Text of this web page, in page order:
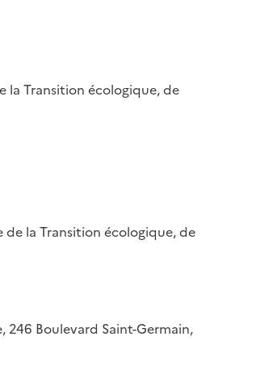
la Transition écologique, de
la Transition écologique, de
246 Boulevard Saint-Germain,